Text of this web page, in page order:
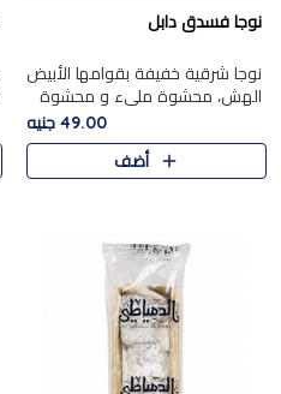
نوجا فسدق دابل
نوجا شرقية خفيفة بقوامها الأبيض
الهش، محشوة مليء و محشوة
بـكمية وفيرة من الفستق الفاخر
لتمنحك نكهة مكسرات غنية
وقرمشة مميزة في كل قطعة و
49.00 جنيه
أضف